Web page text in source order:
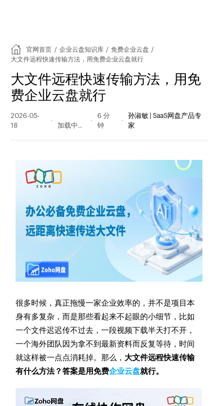
官网首页 / 企业云盘知识库 / 免费企业云盘 /
大文件远程快速传输方法，用免费企业云盘就行
大文件远程快速传输方法，用免
费企业云盘就行
2026-05-
18
量
6 分
钟
孙淑敏 | SaaS网盘产品专
家
很多时候，真正拖慢一家企业效率的，并不是项目本
身有多复杂，而是那些看起来不起眼的小细节，比如
一个文件迟迟传不过去，一段视频下载半天打不开，
一个海外团队因为拿不到最新资料而反复等待，时间
就这样被一点点消耗掉。那么， 大文件远程快速传输
有什么方法？答案是用免费企业云盘就行。